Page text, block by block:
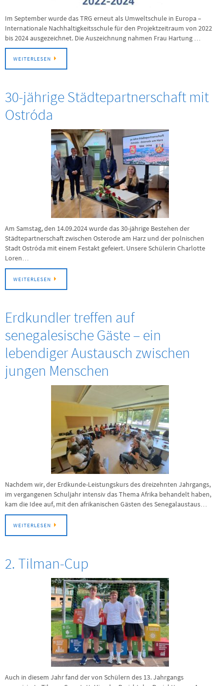
Im September wurde das TRG erneut als Umweltschule in Europa –
Internationale Nachhaltigkeitsschule für den Projektzeitraum von 2022
bis 2024 ausgezeichnet. Die Auszeichnung nahmen Frau Hartung …
WEITERLESEN
30-jährige Städtepartnerschaft mit
Ostróda
Am Samstag, den 14.09.2024 wurde das 30-jährige Bestehen der
Städtepartnerschaft zwischen Osterode am Harz und der polnischen
Stadt Ostróda mit einem Festakt gefeiert. Unsere Schülerin Charlotte
Loren…
WEITERLESEN
Erdkundler treffen auf
senegalesische Gäste – ein
lebendiger Austausch zwischen
jungen Menschen
Nachdem wir, der Erdkunde-Leistungskurs des dreizehnten Jahrgangs,
im vergangenen Schuljahr intensiv das Thema Afrika behandelt haben,
kam die Idee auf, mit den afrikanischen Gästen des Senegalaustaus…
WEITERLESEN
2. Tilman-Cup
Auch in diesem Jahr fand der von Schülern des 13. Jahrgangs